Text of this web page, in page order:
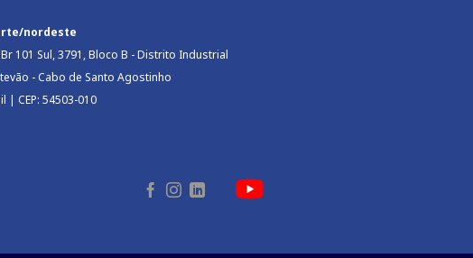
nordeste
101 Sul, 3791, Bloco B - Distrito Industrial
- Cabo de Santo Agostinho
| CEP: 54503-010